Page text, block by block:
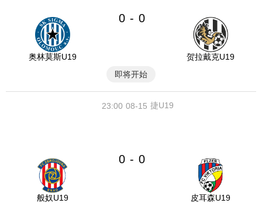
奥林莫斯U19
0 - 0
贺拉戴克U19
即将开始
08-15
23:00 捷U19
般奴U19
0 - 0
皮耳森U19